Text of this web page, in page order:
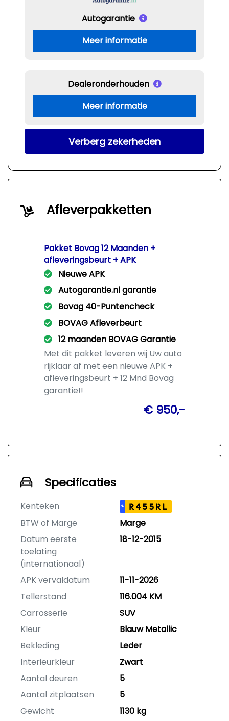
Autogarantie
Meer informatie
Dealeronderhouden
Meer informatie
Verberg zekerheden
Afleverpakketten
Pakket Bovag 12 Maanden +
afleveringsbeurt + APK
Nieuwe APK
Autogarantie.nl garantie
Bovag 40-Puntencheck
BOVAG Afleverbeurt
12 maanden BOVAG Garantie
Met dit pakket leveren wij Uw auto
rijklaar af met een nieuwe APK +
afleveringsbeurt + 12 Mnd Bovag
garantie!!
€ 950,-
Specificaties
Kenteken NL R455RL
BTW of Marge
Marge
Datum eerste
toelating
(internationaal)
18-12-2015
APK vervaldatum
11-11-2026
Tellerstand
116.004 KM
Carrosserie
SUV
Kleur
Blauw Metallic
Bekleding
Leder
Interieurkleur
Zwart
Aantal deuren
5
Aantal zitplaatsen
5
Gewicht
1130 kg